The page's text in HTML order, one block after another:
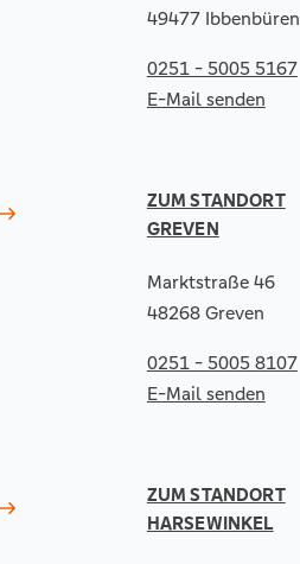
49477 Ibbenbüren
0251 - 5005 5167
E-Mail senden
ZUM STANDORT
GREVEN
Marktstraße 46
48268 Greven
0251 - 5005 8107
E-Mail senden
ZUM STANDORT
HARSEWINKEL